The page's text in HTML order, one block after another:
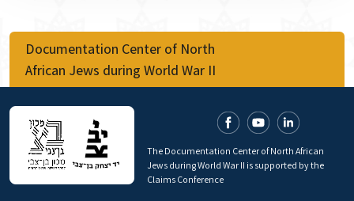
Documentation Center of North
African Jews during World War II
The Documentation Center of North African
Jews during World War II is supported by the
Claims Conference